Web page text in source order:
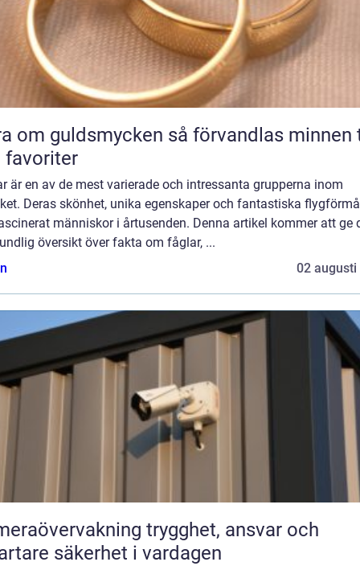
guldsmycken så förvandlas minnen till
favoriter
är en av de mest varierade och intressanta grupperna inom
Deras skönhet, unika egenskaper och fantastiska
människor i årtusenden. Denna artikel kommer att ge
översikt över fakta om fåglar, ...
02 augusti
trygghet, ansvar och
säkerhet i vardagen